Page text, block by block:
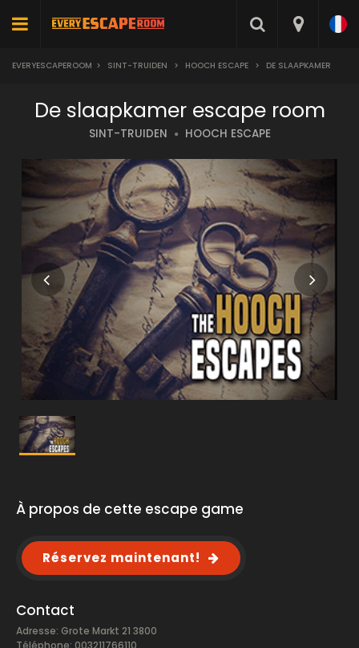
EVERYESCAPEROOM > SINT-TRUIDEN > HOOCH ESCAPE > DE SLAAPKAMER
De slaapkamer escape room
SINT-TRUIDEN HOOCH ESCAPE
À propos de cette escape game
Réservez maintenant!
Contact
Adresse: Grote Markt 21 3800
Téléphone: 003211766110